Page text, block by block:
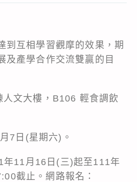
到互相學習觀摩的效果，期
及產學合作交流雙贏的目
人文大樓，B106 輕食調飲
7日(星期六)。
年11月16日(三)起至111年
截止。網路報名：